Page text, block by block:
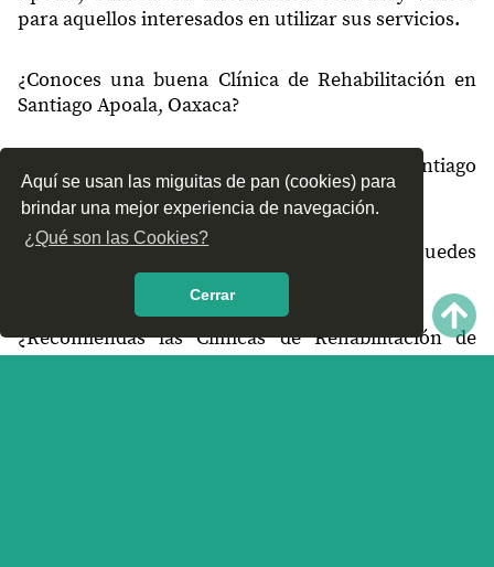
Aquí se usan las miguitas de pan (cookies) para
brindar una mejor experiencia de navegación.
¿Qué son las Cookies?
Cerrar
para aquellos interesados en utilizar sus servicios.
¿Conoces una buena Clínica de Rehabilitación en
Santiago Apoala, Oaxaca?
¿Qué tipo de tratamientos conoces en Santiago
Apoala, Oaxaca?
¿Cómo es el servicio de las Clínicas que puedes
encontrar en Santiago Apoala, Oaxaca?
¿Recomiendas las Clínicas de Rehabilitación de
Santiago Apoala, Oaxaca?